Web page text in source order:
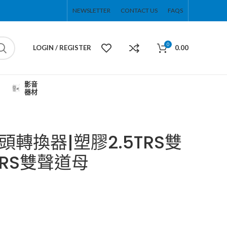
NEWSLETTER CONTACT US FAQS
LOGIN / REGISTER 0 0.00
影音
器材
轉換器|塑膠2.5TRS雙
雙聲道母